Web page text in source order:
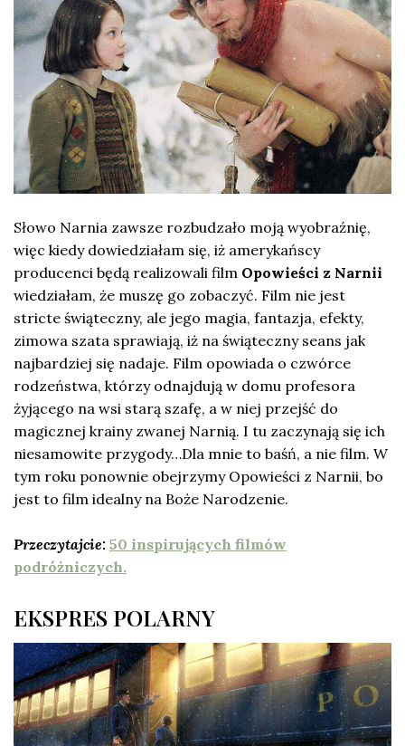
Słowo Narnia zawsze rozbudzało moją wyobraźnię,
więc kiedy dowiedziałam się, iż amerykańscy
producenci będą realizowali film Opowieści z Narnii
wiedziałam, że muszę go zobaczyć. Film nie jest
stricte świąteczny, ale jego magia, fantazja, efekty,
zimowa szata sprawiają, iż na świąteczny seans jak
najbardziej się nadaje. Film opowiada o czwórce
rodzeństwa, którzy odnajdują w domu profesora
żyjącego na wsi starą szafę, a w niej przejść do
magicznej krainy zwanej Narnią. I tu zaczynają się ich
niesamowite przygody…Dla mnie to baśń, a nie film. W
tym roku ponownie obejrzymy Opowieści z Narnii, bo
jest to film idealny na Boże Narodzenie.
Przeczytajcie: 50 inspirujących filmów
podróżniczych.
EKSPRES POLARNY